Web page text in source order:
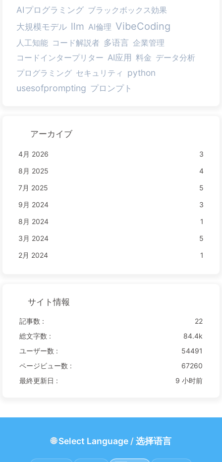
AIプログラミング ブラックボックス効果
大規模モデル llm AI倫理 VibeCoding
人工知能 コード解説者 多语言 企業管理
コードインタープリター AI应用 料金 データ分析
プログラミング セキュリティ python
usesofprompting プロンプト
アーカイブ
4月 2026
3
8月 2025
4
7月 2025
5
9月 2024
3
8月 2024
1
3月 2024
5
2月 2024
1
サイト情報
記事数 :
22
総文字数 :
84.4k
ユーザー数 :
54491
ページビュー数 :
67260
最終更新日 :
9 小时前
🌐Select Language/ 选择语言